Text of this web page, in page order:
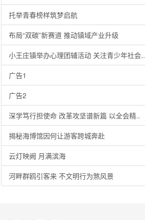
托举青春榜样筑梦启航
布局“双碳”新赛道 推动镇域产业升级
小王庄镇举办心理团辅活动 关注青少年社会..
广告1
广告2
深学笃行担使命 改革攻坚谱新篇 以全会精..
揭秘海博馆因何让游客跨城奔赴
云灯映阙 月满滨海
河畔群鸥引客来 不文明行为煞风景